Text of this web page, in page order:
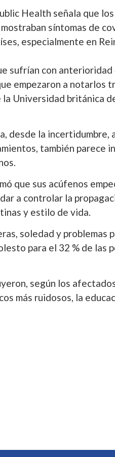
Health señala que
síntomas de
especialmente en
sufrían con anterioridad
empezaron a notarlos
Universidad británica
desde la incertidumbre,
también parece
que sus acúfenos
a controlar la
y estilo de vida.
soledad y problemas
para el 32 % de las
según los
más ruidosos, la